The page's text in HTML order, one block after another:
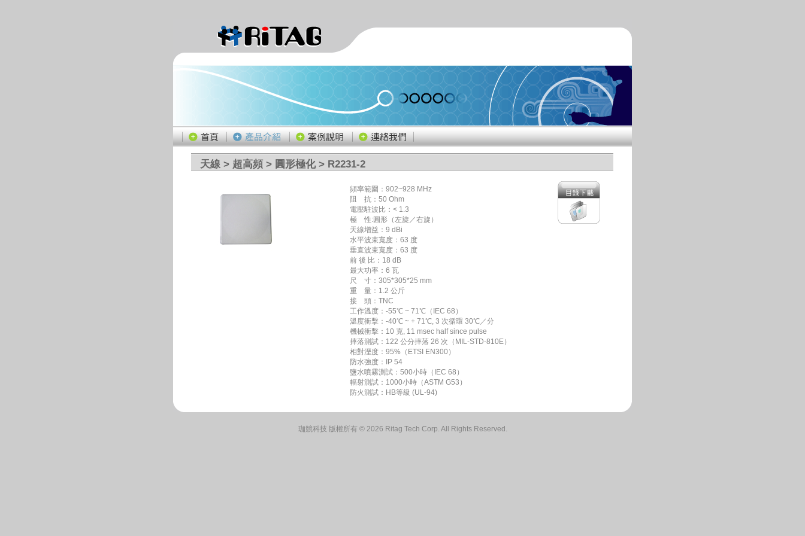
天線 > 超高頻 > 圓形極化> R2231-2
頻率範圍：902~928 MHz
阻 抗：50 Ohm
電壓駐波比：< 1.3
極 性:圓形（左旋／右旋）
天線增益：9 dBi
水平波束寬度：63 度
垂直波束寬度：63 度
前 後 比：18 dB
最大功率：6 瓦
尺 寸：305*305*25 mm
重 量：1.2 公斤
接 頭：TNC
工作溫度：-55℃ ~ 71℃（IEC 68）
溫度衝擊：-40℃ ~ + 71℃, 3 次循環 30℃／分
機械衝擊：10 克, 11 msec half since pulse
摔落測試：122 公分摔落 26 次（MIL-STD-810E）
相對溼度：95%（ETSI EN300）
防水強度：IP 54
鹽水噴霧測試：500小時（IEC 68）
輻射測試：1000小時（ASTM G53）
防火測試：HB等級 (UL-94)
珈競科技 版權所有 © 2026 Ritag Tech Corp. All Rights Reserved.